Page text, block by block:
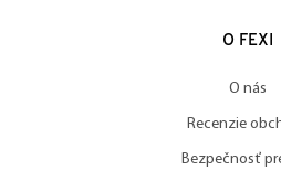
O FEXI
O nás
Recenzie
Bezpečnosť